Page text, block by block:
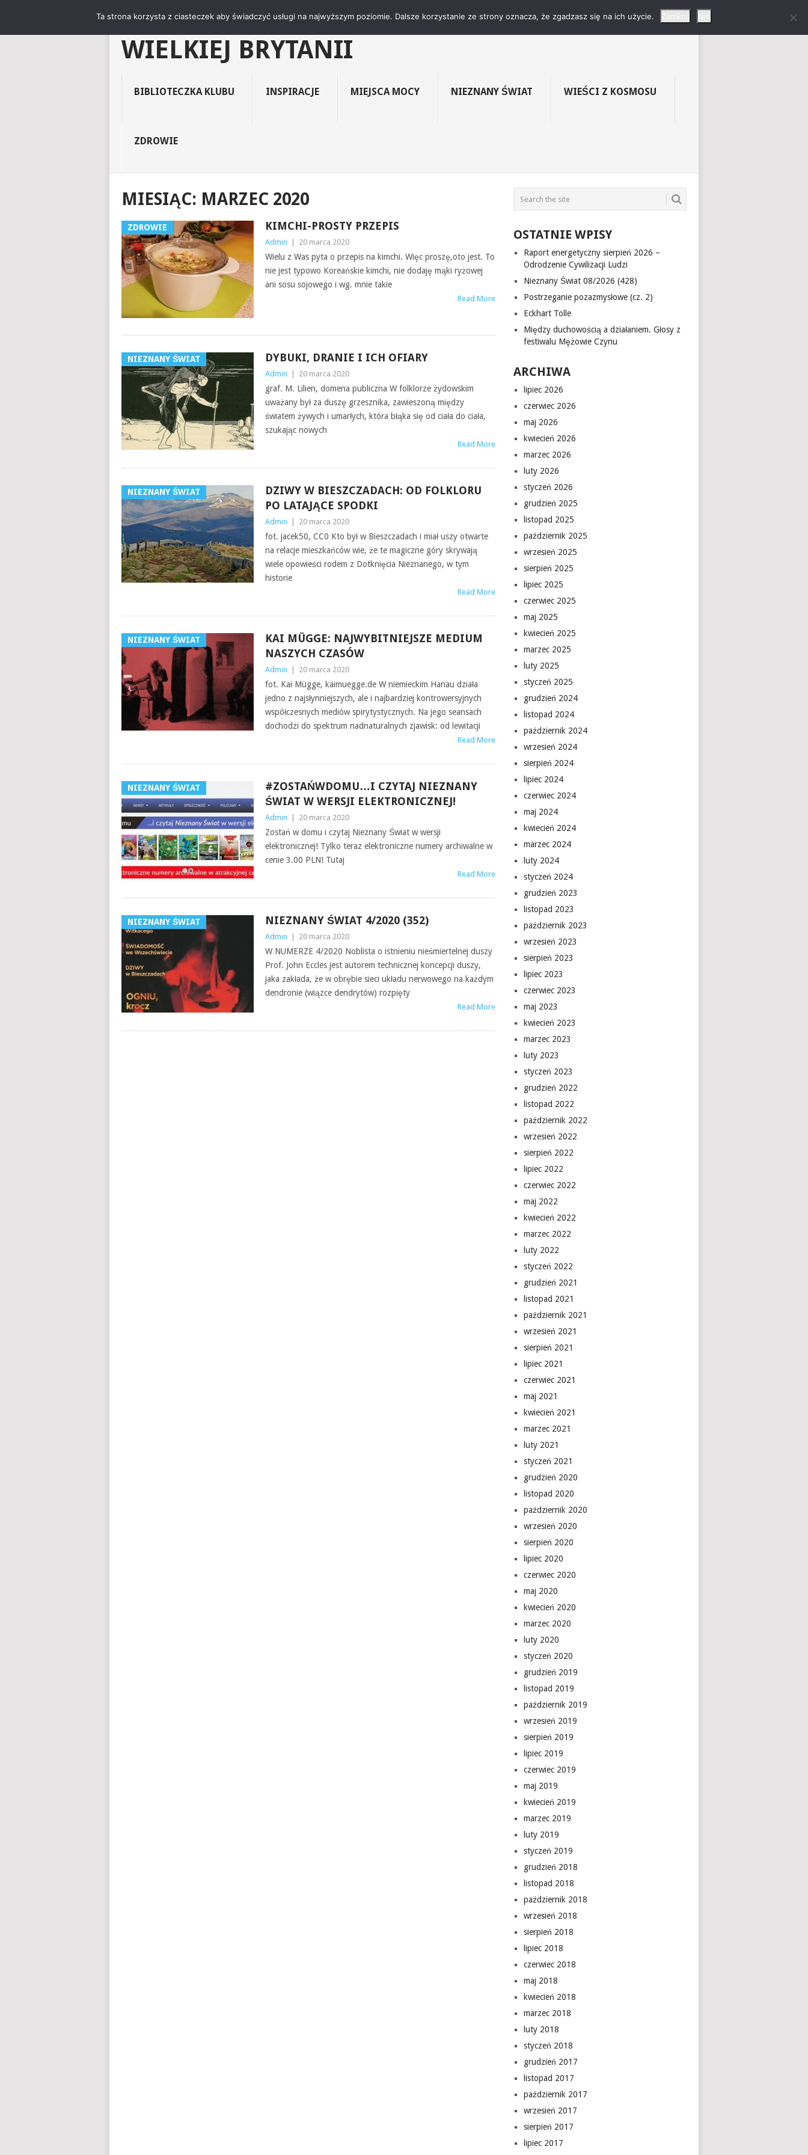
"NIEZNANY ŚWIAT"- KLUB CZYTELNIKÓW W
WIELKIEJ BRYTANII
BIBLIOTECZKA KLUBU INSPIRACJE MIEJSCA MOCY NIEZNANY ŚWIAT WIEŚCI Z KOSMOSU
ZDROWIE
MIESIĄC: MARZEC 2020
ZDROWIE KIMCHI-PROSTY PRZEPIS
Admin 20 marca 2020
Wielu z Was pyta o przepis na kimchi. Więc proszę,oto jest. To
nie jest typowo Koreańskie kimchi, nie dodaję mąki ryżowej
ani sosu sojowego i wg. mnie takie
Read More
NIEZNANY ŚWIAT DYBUKI, DRANIE I ICH OFIARY
Admin 20 marca 2020
graf. M. Lilien, domena publiczna W folklorze żydowskim
uważany był za duszę grzesznika, zawieszoną między
światem żywych i umarłych, która błąka się od ciała do ciała,
szukając nowych
Read More
NIEZNANY ŚWIAT
DZIWY W BIESZCZADACH: OD FOLKLORU
PO LATAJĄCE SPODKI
Admin 20 marca 2020
fot. jacek50, CC0 Kto był w Bieszczadach i miał uszy otwarte
na relacje mieszkańców wie, że te magiczne góry skrywają
wiele opowieści rodem z Dotknięcia Nieznanego, w tym
historie
Read More
NIEZNANY ŚWIAT
KAI MÜGGE: NAJWYBITNIEJSZE MEDIUM
NASZYCH CZASÓW
Admin 20 marca 2020
fot. Kai Mügge, kaimuegge.de W niemieckim Hanau działa
jedno z najsłynniejszych, ale i najbardziej kontrowersyjnych
współczesnych mediów spirytystycznych. Na jego seansach
dochodzi do spektrum nadnaturalnych zjawisk: od lewitacji
Read More
NIEZNANY ŚWIAT
#ZOSTAŃWDOMU…I CZYTAJ NIEZNANY
ŚWIAT W WERSJI ELEKTRONICZNEJ!
Admin 20 marca 2020
Zostań w domu i czytaj Nieznany Świat w wersji
elektronicznej! Tylko teraz elektroniczne numery archiwalne w
cenie 3.00 PLN! Tutaj
Read More
NIEZNANY ŚWIAT NIEZNANY ŚWIAT 4/2020 (352)
Admin 20 marca 2020
W NUMERZE 4/2020 Noblista o istnieniu nieśmiertelnej duszy
Prof. John Eccles jest autorem technicznej koncepcji duszy,
jaka zakłada, że w obrębie sieci układu nerwowego na każdym
dendronie (wiązce dendrytów) rozpięty
Read More
OSTATNIE WPISY
Raport energetyczny sierpień 2026 –
Odrodzenie Cywilizacji Ludzi
Nieznany Świat 08/2026 (428)
Postrzeganie pozazmysłowe (cz. 2)
Eckhart Tolle
Między duchowością a działaniem. Głosy z
festiwalu Mężowie Czynu
ARCHIWA
lipiec 2026
czerwiec 2026
maj 2026
kwiecień 2026
marzec 2026
luty 2026
styczeń 2026
grudzień 2025
listopad 2025
październik 2025
wrzesień 2025
sierpień 2025
lipiec 2025
czerwiec 2025
maj 2025
kwiecień 2025
marzec 2025
luty 2025
styczeń 2025
grudzień 2024
listopad 2024
październik 2024
wrzesień 2024
sierpień 2024
lipiec 2024
czerwiec 2024
maj 2024
kwiecień 2024
marzec 2024
luty 2024
styczeń 2024
grudzień 2023
listopad 2023
październik 2023
wrzesień 2023
sierpień 2023
lipiec 2023
czerwiec 2023
maj 2023
kwiecień 2023
marzec 2023
luty 2023
styczeń 2023
grudzień 2022
listopad 2022
październik 2022
wrzesień 2022
sierpień 2022
lipiec 2022
czerwiec 2022
maj 2022
kwiecień 2022
marzec 2022
luty 2022
styczeń 2022
grudzień 2021
listopad 2021
październik 2021
wrzesień 2021
sierpień 2021
lipiec 2021
czerwiec 2021
maj 2021
kwiecień 2021
marzec 2021
luty 2021
styczeń 2021
grudzień 2020
listopad 2020
październik 2020
wrzesień 2020
sierpień 2020
lipiec 2020
czerwiec 2020
maj 2020
kwiecień 2020
marzec 2020
luty 2020
styczeń 2020
grudzień 2019
listopad 2019
październik 2019
wrzesień 2019
sierpień 2019
lipiec 2019
czerwiec 2019
maj 2019
kwiecień 2019
marzec 2019
luty 2019
styczeń 2019
grudzień 2018
listopad 2018
październik 2018
wrzesień 2018
sierpień 2018
lipiec 2018
czerwiec 2018
maj 2018
kwiecień 2018
marzec 2018
luty 2018
styczeń 2018
grudzień 2017
listopad 2017
październik 2017
wrzesień 2017
sierpień 2017
lipiec 2017
Ta strona korzysta z ciasteczek aby świadczyć usługi na najwyższym poziomie. Dalsze korzystanie ze strony oznacza, że zgadzasz się na ich użycie. Zamknij Nie